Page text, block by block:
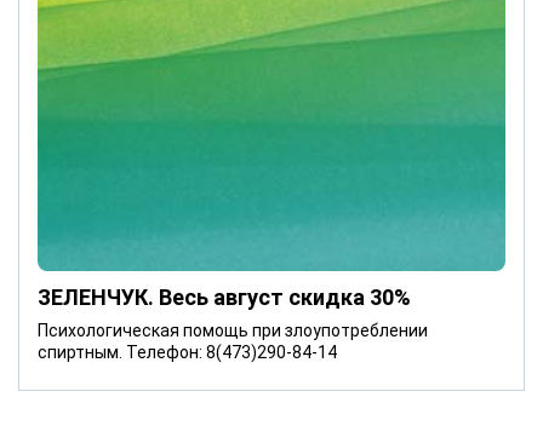
ЗЕЛЕНЧУК. Весь август скидка 30%
Психологическая помощь при злоупотреблении
спиртным. Телефон: 8(473)290-84-14